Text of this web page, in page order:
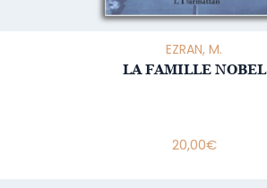
EZRAN, M.
LA FAMILLE NOBEL
20,00€